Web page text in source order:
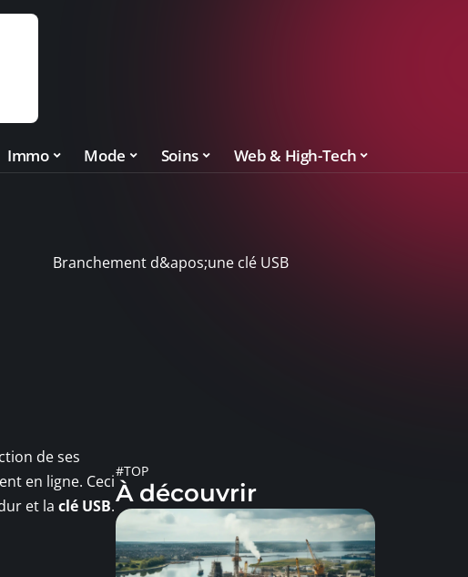
Immo Mode Soins Web & High-Tech
de ses
en ligne. Ceci
et la clé USB.
#TOP
À découvrir